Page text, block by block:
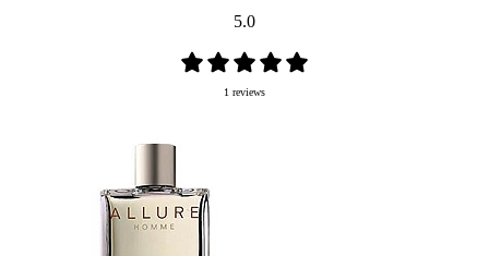
5.0
1 reviews